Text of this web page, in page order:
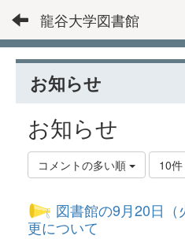
龍谷大学図書館
お知らせ
お知らせ
コメントの多い順 10件
図書館の9月20日
更について